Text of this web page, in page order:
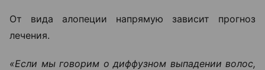
От вида алопеции напрямую зависит прогноз
лечения.
«Если мы говорим о диффузном выпадении волос,